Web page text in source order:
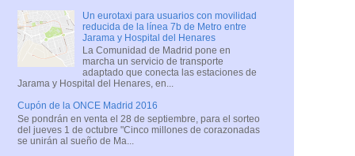
Un eurotaxi para usuarios con movilidad
reducida de la línea 7b de Metro entre
Jarama y Hospital del Henares
La Comunidad de Madrid pone en
marcha un servicio de transporte
adaptado que conecta las estaciones de
Jarama y Hospital del Henares, en...
Cupón de la ONCE Madrid 2016
Se pondrán en venta el 28 de septiembre, para el sorteo
del jueves 1 de octubre "Cinco millones de corazonadas
se unirán al sueño de Ma...